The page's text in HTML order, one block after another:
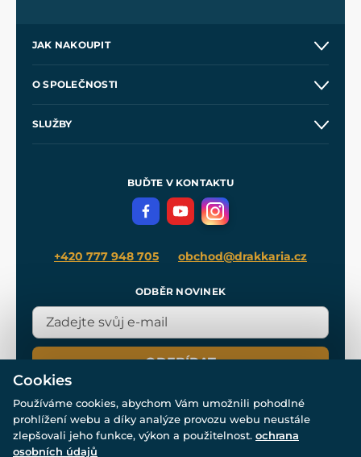
JAK NAKOUPIT
Velkoobchod
O SPOLEČNOSTI
SLUŽBY
Meče pro Kingdom Come
BUĎTE V KONTAKTU
+420 777 948 705 obchod@drakkaria.cz
ODBĚR NOVINEK
ODEBÍRAT
Cookies
Používáme cookies, abychom Vám umožnili pohodlné
prohlížení webu a díky analýze provozu webu neustále
zlepšovali jeho funkce, výkon a použitelnost. ochrana
osobních údajů